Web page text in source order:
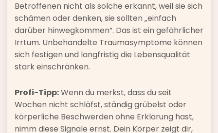
Betroffenen nicht als solche erkannt, weil sie sich
schämen oder denken, sie sollten „einfach
darüber hinwegkommen”. Das ist ein gefährlicher
Irrtum. Unbehandelte Traumasymptome können
sich festigen und langfristig die Lebensqualität
stark einschränken.
Profi-Tipp:Wenn du merkst, dass du seit
Wochen nicht schläfst, ständig grübelst oder
körperliche Beschwerden ohne Erklärung hast,
nimm diese Signale ernst. Dein Körper zeigt dir,